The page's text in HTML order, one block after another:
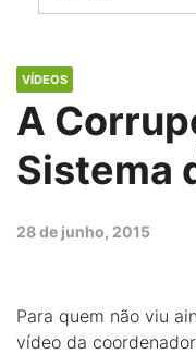
VÍDEOS
A
Sistema
28 de junho, 2015
Para quem não viu
vídeo da